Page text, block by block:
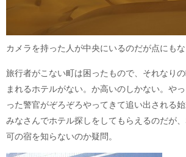
カメラを持った人が中央にいるのだが点にもな
旅行者がこない町は困ったもので、それなり
まれるホテルがない。か高いのしかない。や
った警官がぞろぞろやってきて追い出される
みなさんでホテル探しをしてもらえるのだが
可の宿を知らないのか疑問。